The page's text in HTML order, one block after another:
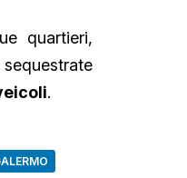
quartieri,
.